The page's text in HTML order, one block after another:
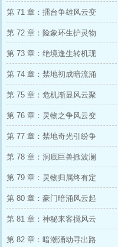
第 71 章：擂台争雄风云变
第 72 章：险象环生护灵物
第 73 章：绝境逢生转机现
第 74 章：禁地初成暗流涌
第 75 章：危机渐显风云聚
第 76 章：灵物之争风云变
第 77 章：禁地奇光引纷争
第 78 章：洞底巨兽掀波澜
第 79 章：灵物归属终有定
第 80 章：豪门暗涌风云起
第 81 章：神秘来客搅风云
第 82 章：暗潮涌动寻出路